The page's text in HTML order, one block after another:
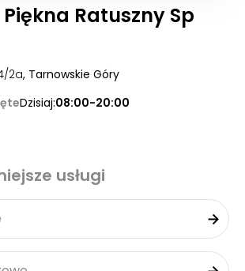
Ratuszny Sp
2a, Tarnowskie Góry
Dzisiaj:08:00-20:00
usługi